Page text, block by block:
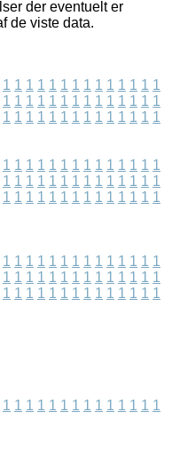
der eventuelt er
de viste data.
1 1 1 1 1 1 1 1 1 1 1 1 1 1
1 1 1 1 1 1 1 1 1 1 1 1 1 1
1 1 1 1 1 1 1 1 1 1 1 1 1 1
1 1 1 1 1 1 1 1 1 1 1 1 1 1
1 1 1 1 1 1 1 1 1 1 1 1 1 1
1 1 1 1 1 1 1 1 1 1 1 1 1 1
1 1 1 1 1 1 1 1 1 1 1 1 1 1
1 1 1 1 1 1 1 1 1 1 1 1 1 1
1 1 1 1 1 1 1 1 1 1 1 1 1 1
1 1 1 1 1 1 1 1 1 1 1 1 1 1